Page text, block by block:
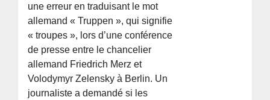
une erreur en traduisant le mot
allemand « Truppen », qui signifie
« troupes », lors d’une conférence
de presse entre le chancelier
allemand Friedrich Merz et
Volodymyr Zelensky à Berlin. Un
journaliste a demandé si les